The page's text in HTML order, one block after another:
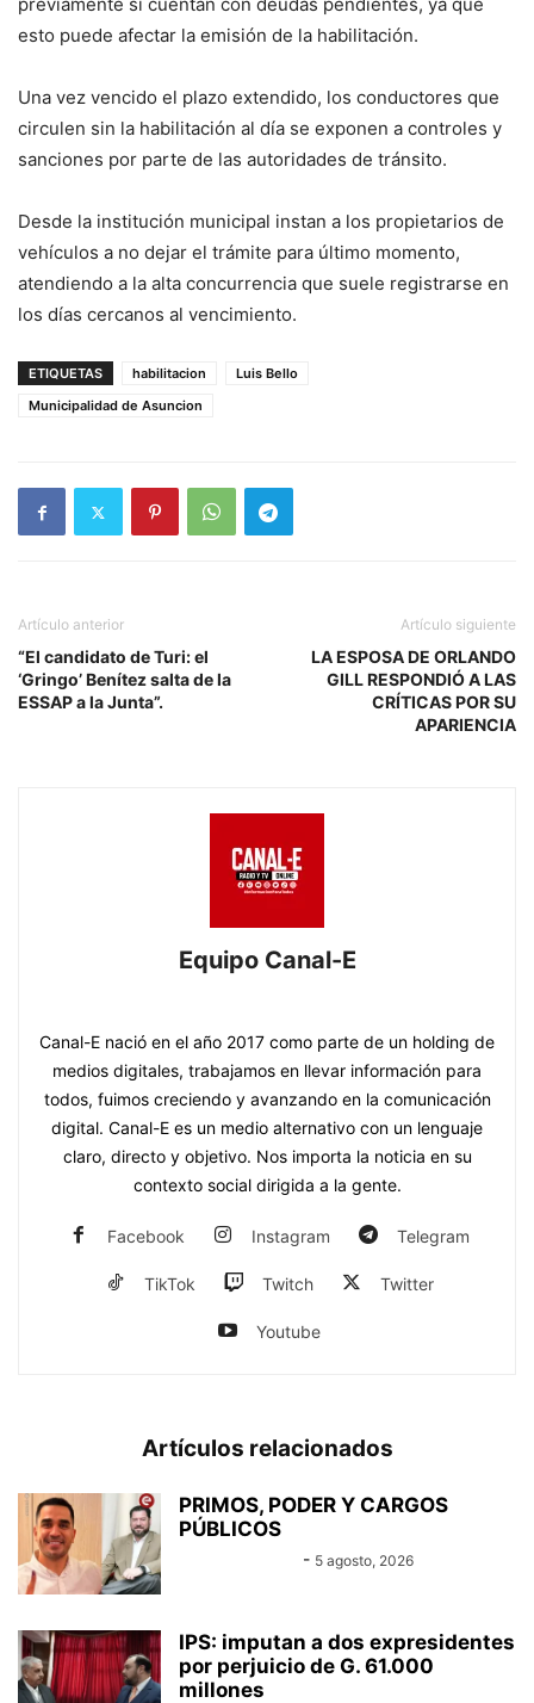
esto puede afectar la emisión de la habilitación.
Una vez vencido el plazo extendido, los conductores que
circulen sin la habilitación al día se exponen a controles y
sanciones por parte de las autoridades de tránsito.
Desde la institución municipal instan a los propietarios de
vehículos a no dejar el trámite para último momento,
atendiendo a la alta concurrencia que suele registrarse en
los días cercanos al vencimiento.
ETIQUETAS habilitacion
Luis Bello
Municipalidad de Asuncion
Artículo anterior
“El candidato de Turi: el
‘Gringo’ Benítez salta de la
ESSAP a la Junta”.
Artículo siguiente
LA ESPOSA DE ORLANDO
GILL RESPONDIÓ A LAS
CRÍTICAS POR SU
APARIENCIA
Equipo Canal-E
Canal-E nació en el año 2017 como parte de un holding de
medios digitales, trabajamos en llevar información para
todos, fuimos creciendo y avanzando en la comunicación
digital. Canal-E es un medio alternativo con un lenguaje
claro, directo y objetivo. Nos importa la noticia en su
contexto social dirigida a la gente.
Facebook Instagram Telegram
TikTok Twitch Twitter
Youtube
Artículos relacionados
PRIMOS, PODER Y CARGOS
PÚBLICOS
- 5 agosto, 2026
IPS: imputan a dos expresidentes
por perjuicio de G. 61.000
millones